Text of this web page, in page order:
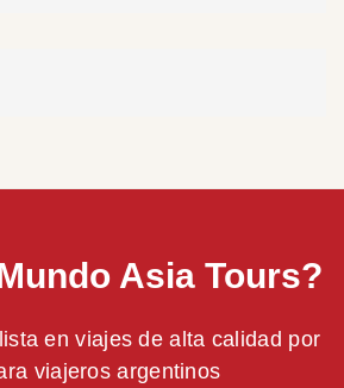
Asia Tours?
en viajes de alta calidad por
viajeros argentinos